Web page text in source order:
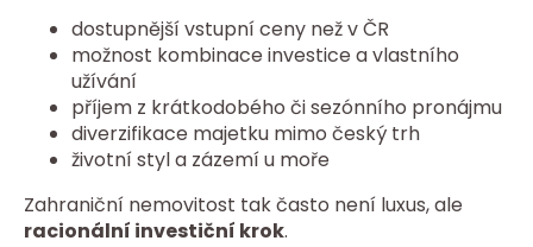
dostupnější vstupní ceny než v ČR
možnost kombinace investice a vlastního
užívání
příjem z krátkodobého či sezónního pronájmu
diverzifikace majetku mimo český trh
životní styl a zázemí u moře
Zahraniční nemovitost tak často není luxus, ale
racionální investiční krok.